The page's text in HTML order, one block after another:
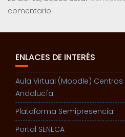
comentario.
ENLACES DE INTERÉS
Aula Virtual (Moodle)
Andalucía
Plataforma Semipresencial
Portal SENECA